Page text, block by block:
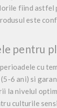
fiind astfel
este
pentru
cu
6 ani) si
la nivelul
culturile